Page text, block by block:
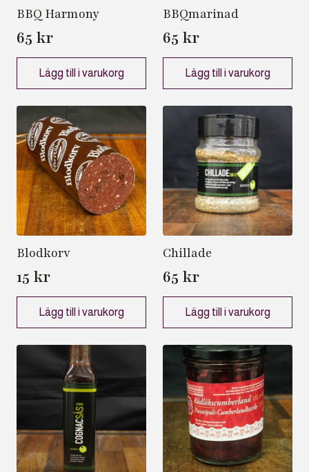
BBQ Harmony
65 kr
Lägg till i varukorg
BBQmarinad
65 kr
Lägg till i varukorg
Blodkorv
15 kr
Lägg till i varukorg
Chillade
65 kr
Lägg till i varukorg